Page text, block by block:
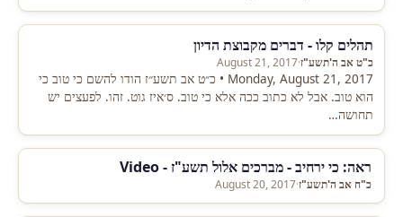
תהלים קלו - דברים מקבוצת הדיון
כ"ט אב ה'תשע"ז·
August 21, 2017
Monday, August 21, 2017 • כ״ט אב תשע״ז הודו להשם כי טוב כי
הוא טוב. אבל לא כתוב ככה אלא כי טוב. ס׳איז גוט. זהו. לפעצים יש
תחושה…
ראה: כי ירחיב - מברכים אלול תשע"ז - Video
כ"ח אב ה'תשע"ז·
August 20, 2017